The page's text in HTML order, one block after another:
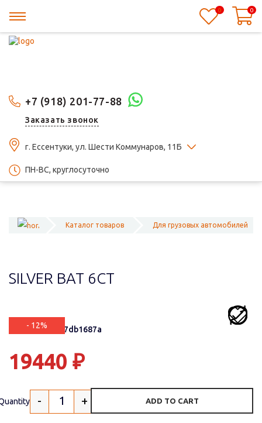
+7 (918) 201-77-88
Заказать звонок
г. Ессентуки, ул. Шести Коммунаров, 11Б
ПН-ВС, круглосуточно
0 0
Каталог товаров Для грузовых автомобилей
SILVER BAT 6СТ
- 12%
Артикул: 8f0b7db1687a
19440 ₽
- + ADD TO CART